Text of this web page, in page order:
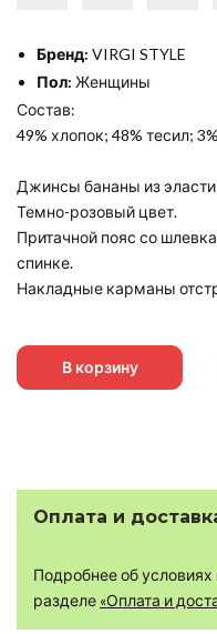
Бренд: VIRGI STYLE
Пол: Женщины
Состав:
49% хлопок; 48% тесил;
Джинсы бананы из
Темно-розовый цвет.
Притачной пояс со
спинке.
Накладные карманы
В корзину
Оплата и
Подробнее об
разделе «Оплата и